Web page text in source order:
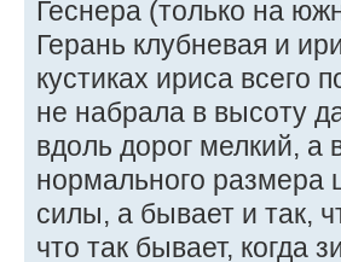
Геснера (только на
Герань клубневая и
кустиках ириса всего
не набрала в высоту
вдоль дорог мелкий, а
нормального размера
силы, а бывает и так,
что так бывает, когда